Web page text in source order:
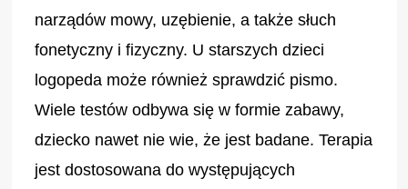
narządów mowy, uzębienie, a także słuch
fonetyczny i fizyczny. U starszych dzieci
logopeda może również sprawdzić pismo.
Wiele testów odbywa się w formie zabawy,
dziecko nawet nie wie, że jest badane. Terapia
jest dostosowana do występujących